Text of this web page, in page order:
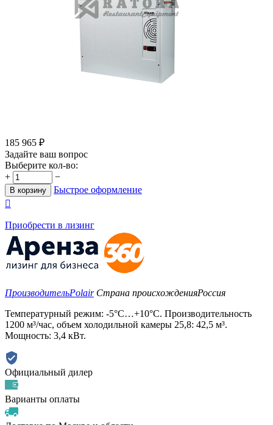
185 965 ₽
Задайте ваш вопрос
Выберите кол-во:
+
−
В корзину
Быстрое оформление

Приобрести в лизинг
ПроизводительPolair Страна происхожденияРоссия
Температурный режим: -5°С…+10°С. Производительность
1200 м³/час, объем холодильной камеры 25,8: 42,5 м³.
Мощность: 3,4 кВт.
Официальный дилер
Варианты оплаты